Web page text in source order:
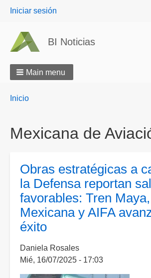
User
Iniciar sesión
BI Noticias
Main menu
Breadcrumbs
You
Inicio
Mexicana de
Obras estratégicas a
la Defensa reportan
favorables: Tren Maya,
Mexicana y AIFA
éxito
Daniela Rosales
Mié, 16/07/2025 - 17:03